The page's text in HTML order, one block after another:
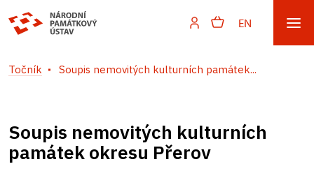
EN
Točník Soupis nemovitých kulturních památek...
Soupis nemovitých kulturních
památek okresu Přerov